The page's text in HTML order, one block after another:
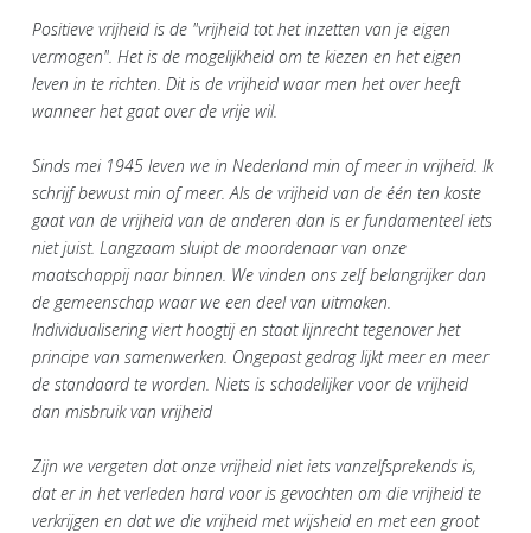
Positieve vrijheid is de "vrijheid tot het inzetten van je eigen
vermogen". Het is de mogelijkheid om te kiezen en het eigen
leven in te richten. Dit is de vrijheid waar men het over heeft
wanneer het gaat over de vrije wil.
Sinds mei 1945 leven we in Nederland min of meer in vrijheid. Ik
schrijf bewust min of meer. Als de vrijheid van de één ten koste
gaat van de vrijheid van de anderen dan is er fundamenteel iets
niet juist. Langzaam sluipt de moordenaar van onze
maatschappij naar binnen. We vinden ons zelf belangrijker dan
de gemeenschap waar we een deel van uitmaken.
Individualisering viert hoogtij en staat lijnrecht tegenover het
principe van samenwerken. Ongepast gedrag lijkt meer en meer
de standaard te worden. Niets is schadelijker voor de vrijheid
dan misbruik van vrijheid
Zijn we vergeten dat onze vrijheid niet iets vanzelfsprekends is,
dat er in het verleden hard voor is gevochten om die vrijheid te
verkrijgen en dat we die vrijheid met wijsheid en met een groot